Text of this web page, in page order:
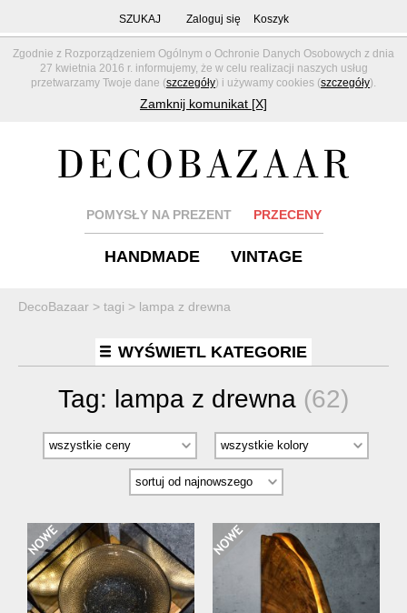
Zgodnie z Rozporządzeniem Ogólnym o Ochronie Danych Osobowych z dnia
27 kwietnia 2016 r. informujemy, że w celu realizacji naszych usług
przetwarzamy Twoje dane (szczegóły) i używamy cookies (szczegóły).
Zamknij komunikat [X]
SZUKAJ Zaloguj się Koszyk
POMYSŁY NA PREZENT PRZECENY
HANDMADE VINTAGE
DecoBazaar > tagi > lampa z drewna
WYŚWIETL KATEGORIE
Tag: lampa z drewna (62)